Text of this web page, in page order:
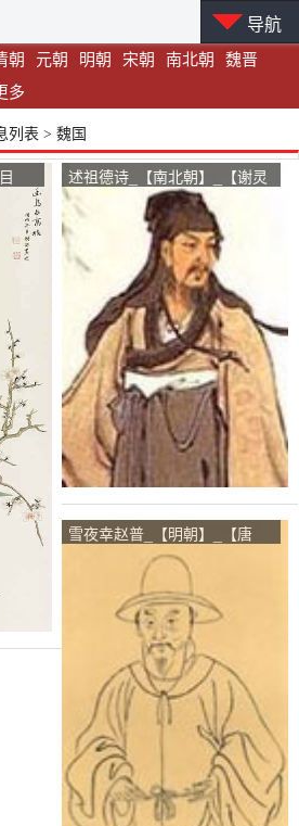
朝 元朝 明朝 宋朝 南北朝
魏晋
多
导航
列表 > 魏国
】
述祖德诗_【南北朝】_【谢灵
运】
雪夜幸赵普_【明朝】_【唐